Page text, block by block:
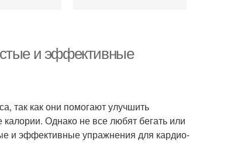
и эффективные
так как они помогают улучшить
Однако не все любят бегать или
и эффективные упражнения для кардио-